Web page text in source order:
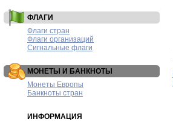
ФЛАГИ
Флаги стран
Флаги организаций
Сигнальные флаги
МОНЕТЫ И БАНКНОТЫ
Монеты Европы
Банкноты стран
ИНФОРМАЦИЯ